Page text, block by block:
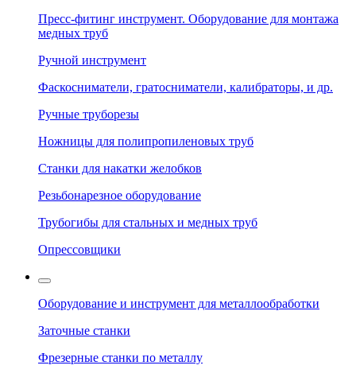
Пресс-фитинг инструмент. Оборудование для монтажа
медных труб
Ручной инструмент
Фаскосниматели, гратосниматели, калибраторы, и др.
Ручные труборезы
Ножницы для полипропиленовых труб
Станки для накатки желобков
Резьбонарезное оборудование
Трубогибы для стальных и медных труб
Опрессовщики
Оборудование и инструмент для металлообработки
Заточные станки
Фрезерные станки по металлу